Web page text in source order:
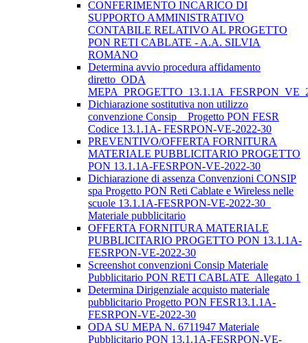
CONFERIMENTO INCARICO DI
SUPPORTO AMMINISTRATIVO
CONTABILE RELATIVO AL PROGETTO
PON RETI CABLATE - A.A. SILVIA
ROMANO
Determina avvio procedura affidamento
diretto_ODA
Dichiarazione sostitutiva non utilizzo
convenzione Consip _ Progetto PON FESR
Codice 13.1.1A- FESRPON-VE-2022-30
PREVENTIVO/OFFERTA FORNITURA
MATERIALE PUBBLICITARIO PROGETTO
PON 13.1.1A-FESRPON-VE-2022-30
Dichiarazione di assenza Convenzioni CONSIP
spa Progetto PON Reti Cablate e Wireless nelle
scuole 13.1.1A-FESRPON-VE-2022-30_
Materiale pubblicitario
OFFERTA FORNITURA MATERIALE
PUBBLICITARIO PROGETTO PON 13.1.1A-
FESRPON-VE-2022-30
Screenshot convenzioni Consip Materiale
Pubblicitario PON RETI CABLATE_Allegato 1
Determina Dirigenziale acquisto materiale
pubblicitario Progetto PON FESR13.1.1A-
FESRPON-VE-2022-30
ODA SU MEPA N. 6711947 Materiale
Pubblicitario PON 13.1.1A-FESRPON-VE-